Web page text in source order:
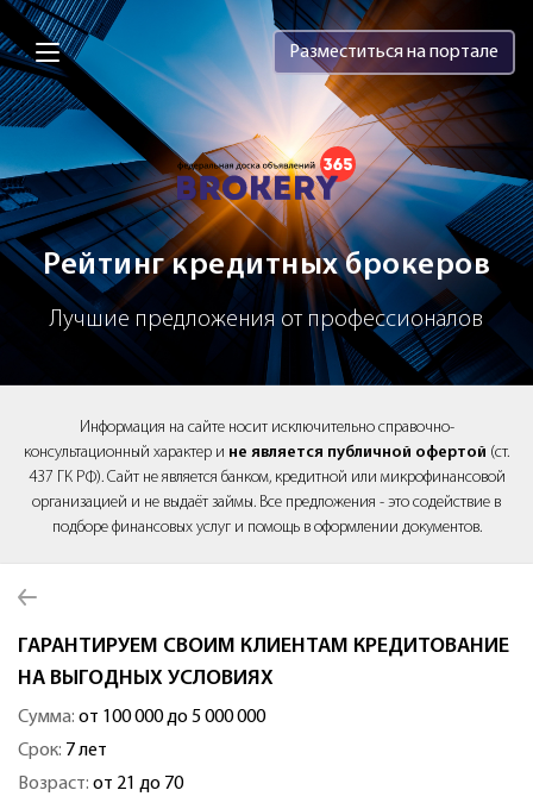
Brokery365 - Рейтинг кредитных
Разместиться на портале
Рейтинг кредитных брокеров
Лучшие предложения от профессионалов
Информация на сайте носит исключительно справочно-
консультационный характер и не является публичной офертой (ст.
437 ГК РФ). Сайт не является банком, кредитной или микрофинансовой
организацией и не выдаёт займы. Все предложения - это содействие в
подборе финансовых услуг и помощь в оформлении документов.
ГАРАНТИРУЕМ СВОИМ КЛИЕНТАМ КРЕДИТОВАНИЕ
НА ВЫГОДНЫХ УСЛОВИЯХ
Сумма: от 100 000 до 5 000 000
Срок: 7 лет
Возраст: от 21 до 70